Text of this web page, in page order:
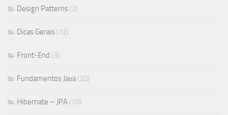
Design Patterns (2)
Dicas Gerais (12)
Front-End (3)
Fundamentos Java(20)
Hibernate – JPA (10)